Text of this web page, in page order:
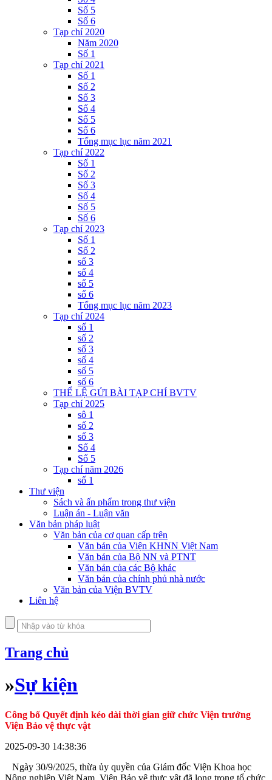
Số 5
Số 6
Tạp chí 2020
Năm 2020
Số 1
Tạp chí 2021
Số 1
Số 2
Số 3
Số 4
Số 5
Số 6
Tổng mục lục năm 2021
Tạp chí 2022
Số 1
Số 2
Số 3
Số 4
Số 5
Số 6
Tạp chí 2023
Số 1
Số 2
số 3
số 4
số 5
số 6
Tổng mục lục năm 2023
Tạp chí 2024
số 1
số 2
số 3
số 4
số 5
số 6
THỂ LỆ GỬI BÀI TẠP CHÍ BVTV
Tạp chí 2025
sô 1
số 2
số 3
Số 4
Số 5
Tạp chí năm 2026
số 1
Thư viện
Sách và ấn phẩm trong thư viện
Luận án - Luận văn
Văn bản pháp luật
Văn bản của cơ quan cấp trên
Văn bản của Viện KHNN Việt Nam
Văn bản của Bộ NN và PTNT
Văn bản của các Bộ khác
Văn bản của chính phủ nhà nước
Văn bản của Viện BVTV
Liên hệ
Trang chủ
»Sự kiện
Công bố Quyết định kéo dài thời gian giữ chức Viện trưởng
Viện Bảo vệ thực vật
2025-09-30 14:38:36
Ngày 30/9/2025, thừa ủy quyền của Giám đốc Viện Khoa học
Nông nghiệp Việt Nam, Viện Bảo vệ thực vật đã long trọng tổ chức